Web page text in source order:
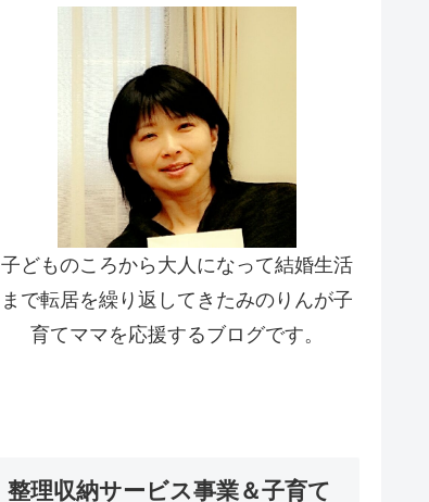
子どものころから大人になって結婚生活
まで転居を繰り返してきたみのりんが子
育てママを応援するブログです。
整理収納サービス事業＆子育て